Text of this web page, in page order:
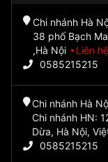
Chi nhánh Hà
38 phố Bạch
,Hà Nội
Liên hệ
0585215215
Chi nhánh Hà
Chi nhánh HN:
Dừa, Hà Nội,
0585215215